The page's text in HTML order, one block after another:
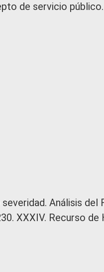
de servicio
Análisis del
XXXIV. Recurso de